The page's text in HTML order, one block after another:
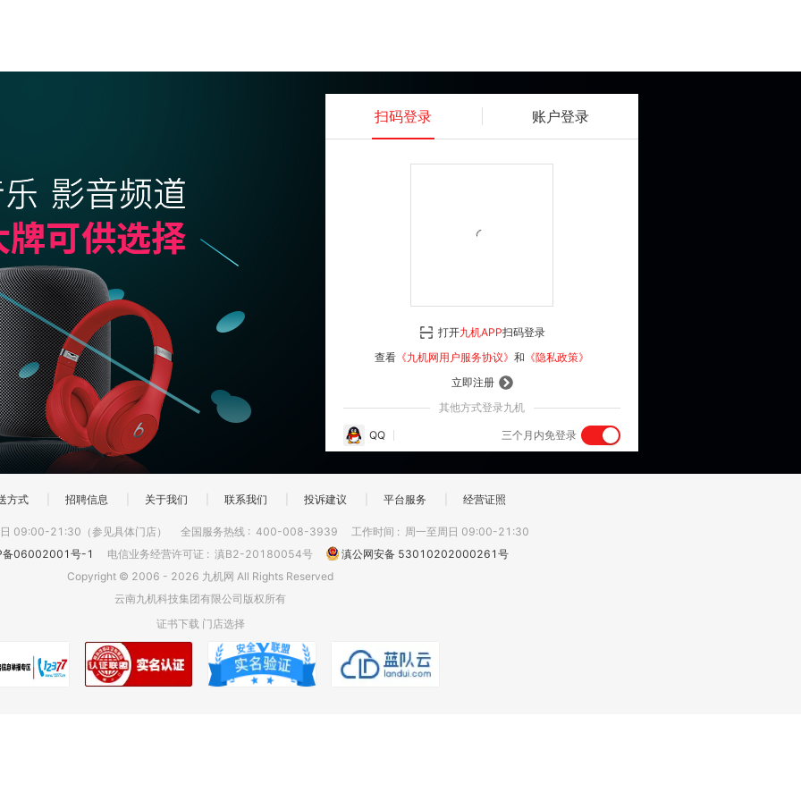
扫码登录 账户登录
登 录
立即注册
其他方式登录九机
QQ 三个月内免登录
打开九机APP扫码登录
查看 《九机网用户服务协议》 和 《隐私政策》
方式 招聘信息 关于我们 联系我们 投诉建议 平台服务 经营证照
09:00-21:30（参见具体门店） 全国服务热线 : 400-008-3939 工作时间 : 周一至周日 09:00-21:30
备06002001号-1
电信业务经营许可证 : 滇B2-20180054号
滇公网安备 53010202000261号
Copyright © 2006 - 2026 九机网 All Rights Reserved
云南九机科技集团有限公司版权所有
证书下载 门店选择